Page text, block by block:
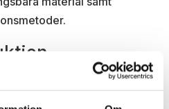
genom hela vår